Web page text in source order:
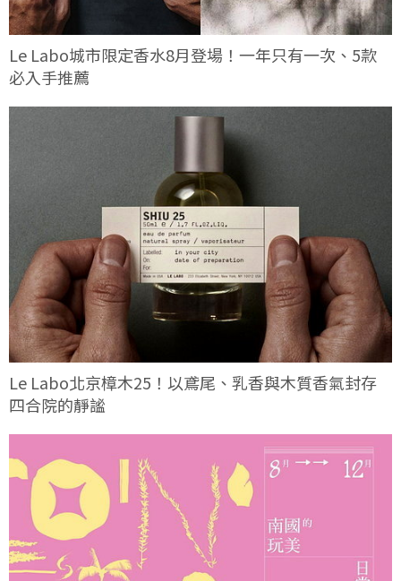
Le Labo城市限定香水8月登場！一年只有一次、5款
必入手推薦
Le Labo北京樟木25！以鳶尾、乳香與木質香氣封存
四合院的靜謐